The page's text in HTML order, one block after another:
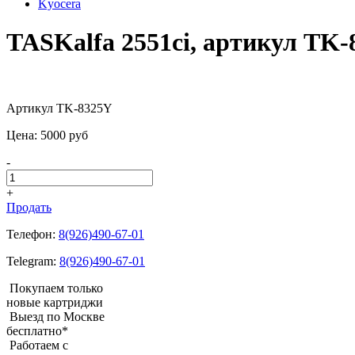
Kyocera
TASKalfa 2551ci, артикул TK-
Артикул TK-8325Y
Цена: 5000 pуб
-
+
Продать
Телефон: 8(926)490-67-01
Telegram: 8(926)490-67-01
Покупаем только
новые картриджи
Выезд по Москве
бесплатно*
Работаем с